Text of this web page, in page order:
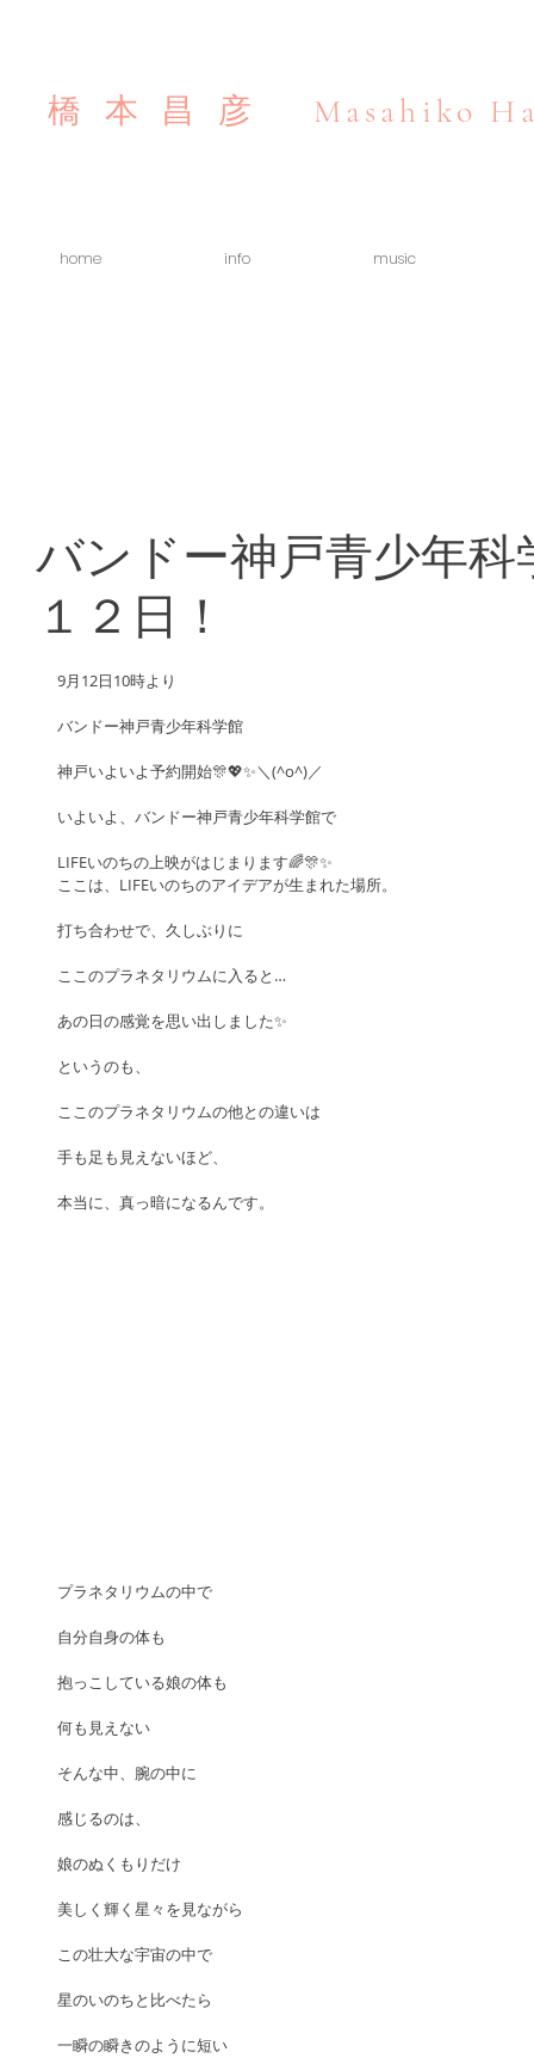
橋本昌彦 Masahiko
home info music
バンドー神戸青少年
１２日！
9月12日10時より
バンドー神戸青少年科学館
神戸いよいよ予約開始🎊💖✨＼(^o^)／
いよいよ、バンドー神戸青少年科学館で
LIFEいのちの上映がはじまります🌈🎊✨
ここは、LIFEいのちのアイデアが生まれた場所。
打ち合わせで、久しぶりに
ここのプラネタリウムに入ると…
あの日の感覚を思い出しました✨
というのも、
ここのプラネタリウムの他との違いは
手も足も見えないほど、
本当に、真っ暗になるんです。
プラネタリウムの中で
自分自身の体も
抱っこしている娘の体も
何も見えない
そんな中、腕の中に
感じるのは、
娘のぬくもりだけ
美しく輝く星々を見ながら
この壮大な宇宙の中で
星のいのちと比べたら
一瞬の瞬きのように短い